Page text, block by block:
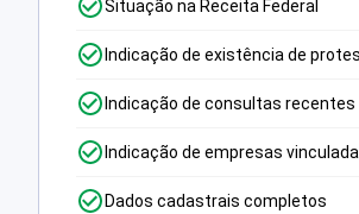
Situação na Receita Federal
Indicação de existência de
Indicação de consultas recentes
Indicação de empresas
Dados cadastrais completos